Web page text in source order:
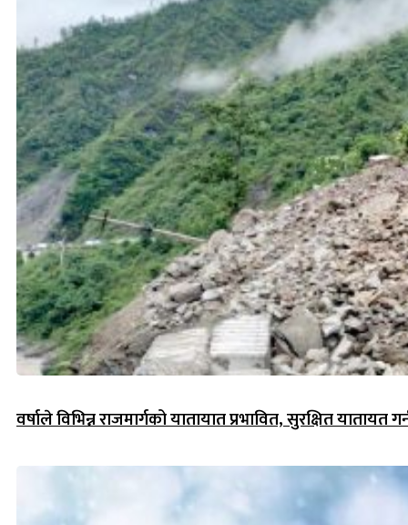
वर्षाले विभिन्न राजमार्गको यातायात प्रभावित, सुरक्षित यातायत